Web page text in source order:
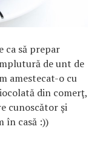
ca să prepar
de unt de
amestecat-o cu
din comerţ,
cunoscător şi
în casă :))